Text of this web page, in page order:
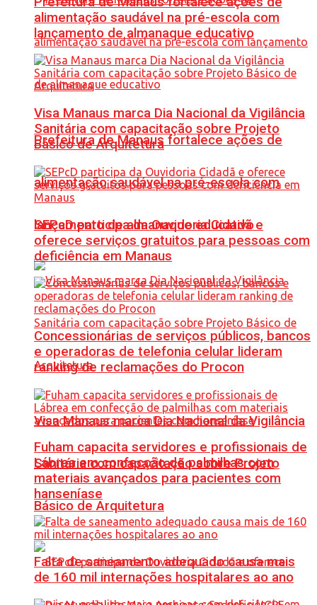
Prefeitura de Manaus fortalece ações de
alimentação saudável na pré-escola com
lançamento de almanaque educativo
Visa Manaus marca Dia Nacional da Vigilância
Sanitária com capacitação sobre Projeto
Básico de Arquitetura
alimentação saudável na pré-escola com
lançamento de almanaque educativo
Visa Manaus marca Dia Nacional da Vigilância
Sanitária com capacitação sobre Projeto
Básico de Arquitetura
SEPcD participa da Ouvidoria Cidadã e
oferece serviços gratuitos para pessoas com
deficiência em Manaus
Concessionárias de serviços públicos, bancos
e operadoras de telefonia celular lideram
ranking de reclamações do Procon
Fuham capacita servidores e profissionais de
Lábrea em confecção de palmilhas com
materiais avançados para pacientes com
hanseníase
Falta de saneamento adequado causa mais
de 160 mil internações hospitalares ao ano